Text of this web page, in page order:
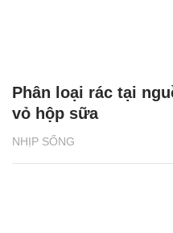
NHỊP SỐNG
Phân loại rác tại
vỏ hộp sữa